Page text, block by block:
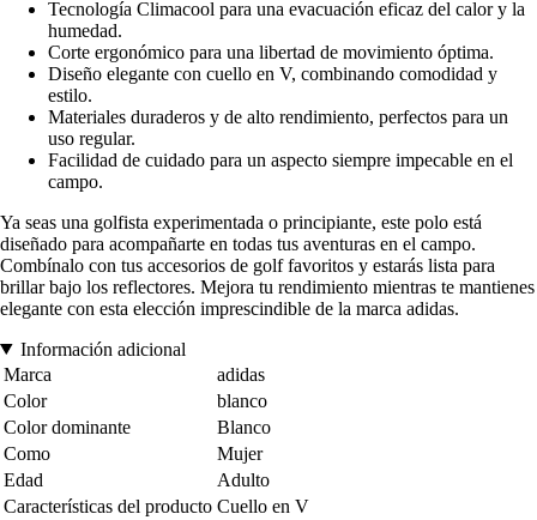
Tecnología Climacool para una evacuación eficaz del calor y la
humedad.
Corte ergonómico para una libertad de movimiento óptima.
Diseño elegante con cuello en V, combinando comodidad y
estilo.
Materiales duraderos y de alto rendimiento, perfectos para un
uso regular.
Facilidad de cuidado para un aspecto siempre impecable en el
campo.
Ya seas una golfista experimentada o principiante, este polo está
diseñado para acompañarte en todas tus aventuras en el campo.
Combínalo con tus accesorios de golf favoritos y estarás lista para
brillar bajo los reflectores. Mejora tu rendimiento mientras te mantienes
elegante con esta elección imprescindible de la marca adidas.
Información adicional
Marca
adidas
Color
blanco
Color dominante
Blanco
Como
Mujer
Edad
Adulto
Características del producto Cuello en V